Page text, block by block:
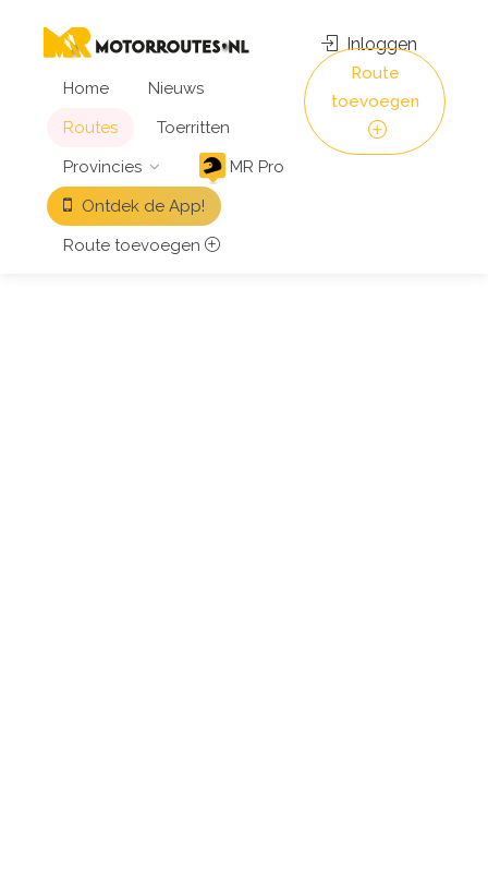
Home
Nieuws
Routes
Toerritten
Provincies
MR Pro
Ontdek de App!
Route toevoegen
Inloggen
Route
toevoegen